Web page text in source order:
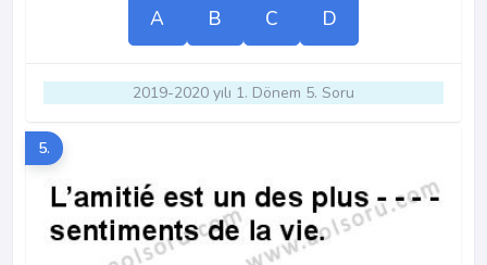
A B C D
2019-2020 yılı 1. Dönem 5. Soru
5.